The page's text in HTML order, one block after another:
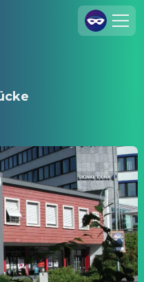
Impressum
Datenschutzerklärung
Datenschutzeinstellungen